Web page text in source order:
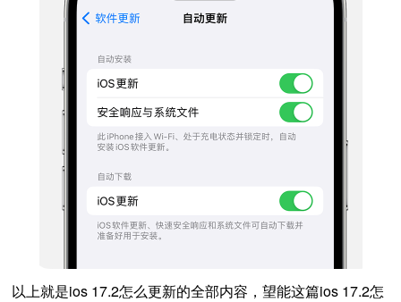
以上就是ios 17.2怎么更新的全部内容，望能这篇ios 17.2怎